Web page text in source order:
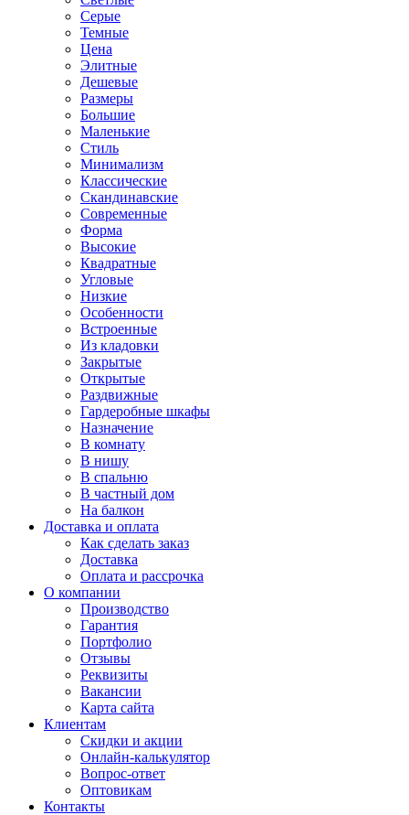
Серые
Темные
Цена
Элитные
Дешевые
Размеры
Большие
Маленькие
Стиль
Минимализм
Классические
Скандинавские
Современные
Форма
Высокие
Квадратные
Угловые
Низкие
Особенности
Встроенные
Из кладовки
Закрытые
Открытые
Раздвижные
Гардеробные шкафы
Назначение
В комнату
В нишу
В спальню
В частный дом
На балкон
Доставка и оплата
Как сделать заказ
Доставка
Оплата и рассрочка
О компании
Производство
Гарантия
Портфолио
Отзывы
Реквизиты
Вакансии
Карта сайта
Клиентам
Скидки и акции
Онлайн-калькулятор
Вопрос-ответ
Оптовикам
Контакты